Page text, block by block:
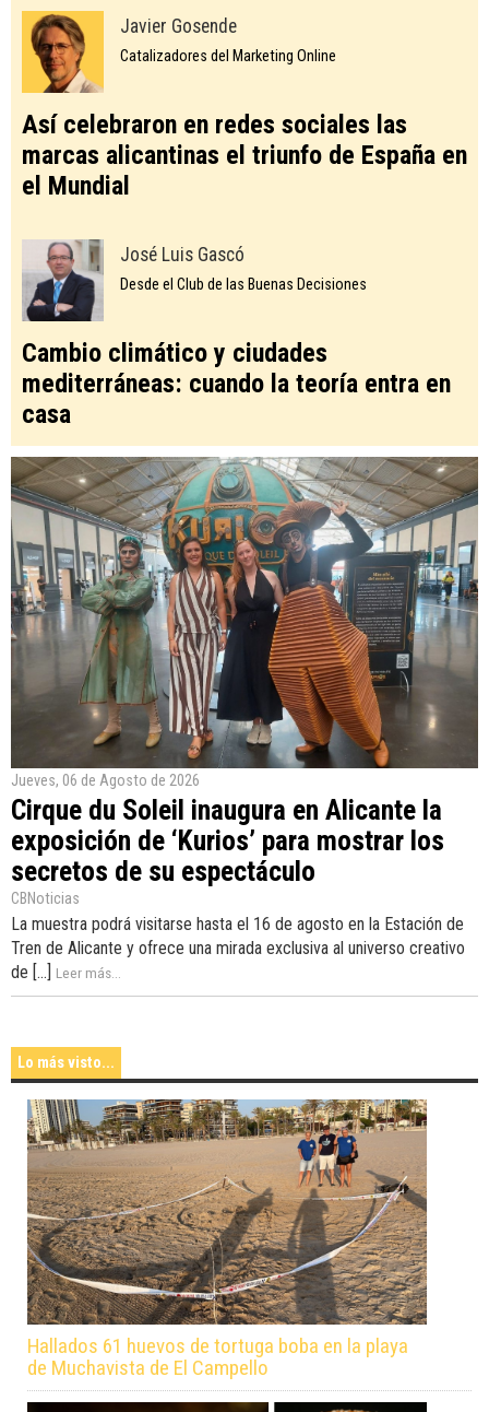
Javier Gosende
Catalizadores del Marketing Online
Así celebraron en redes sociales las
marcas alicantinas el triunfo de España en
el Mundial
José Luis Gascó
Desde el Club de las Buenas Decisiones
Cambio climático y ciudades
mediterráneas: cuando la teoría entra en
casa
Jueves, 06 de Agosto de 2026
Cirque du Soleil inaugura en Alicante la
exposición de ‘Kurios’ para mostrar los
secretos de su espectáculo
CBNoticias
La muestra podrá visitarse hasta el 16 de agosto en la Estación de
Tren de Alicante y ofrece una mirada exclusiva al universo creativo
de [...]
Leer más...
Lo más visto...
Hallados 61 huevos de tortuga boba en la playa
de Muchavista de El Campello